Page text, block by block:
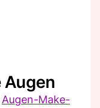
Augen
Augen-Make-